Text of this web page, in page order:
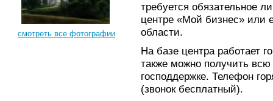
смотреть все фотографии
требуется обязательное
центре «Мой бизнес» или
области.
На базе центра работает
также можно получить
господдержке. Телефон
(звонок бесплатный).